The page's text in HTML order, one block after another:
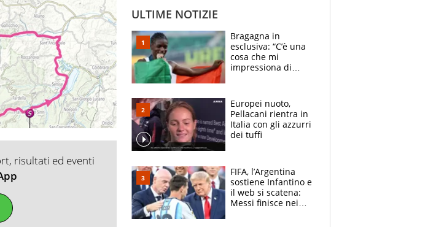
risultati ed eventi
ULTIME NOTIZIE
Bragagna in
esclusiva: “C’è una
cosa che mi
impressiona di
E svela la sorpresa
agli Europei
Europei nuoto,
Pellacani rientra in
Italia con gli azzurri
dei tuffi
FIFA, l’Argentina
sostiene Infantino e
il web si scatena:
Messi finisce nei